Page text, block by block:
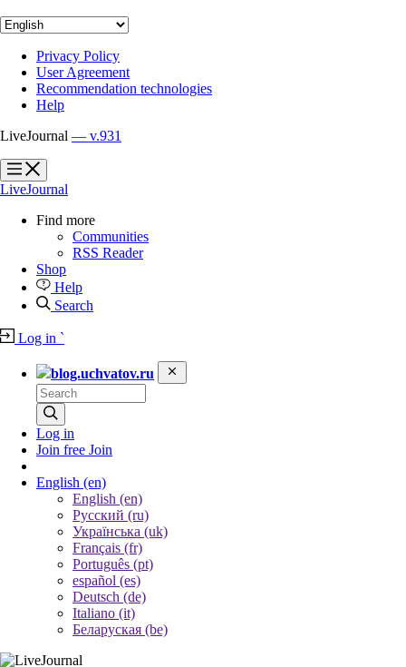
Privacy Policy
User Agreement
Recommendation technologies
Help
LiveJournal — v.931
?
?
LiveJournal
Find more
Communities
RSS Reader
Shop
Help
Search
Log in `
blog.uchvatov.ru
Log in
Join free Join
English (en)
English (en)
Русский (ru)
Українська (uk)
Français (fr)
Português (pt)
español (es)
Deutsch (de)
Italiano (it)
Беларуская (be)